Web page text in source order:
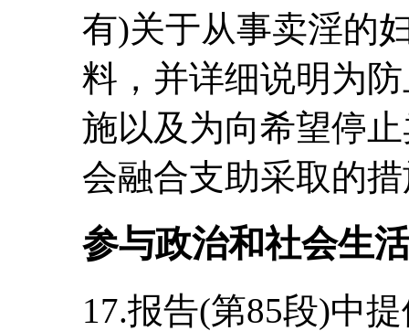
有)关于从事卖淫的
料，并详细说明为
施以及为向希望停
会融合支助采取的
参与政治和社会生
17.报告(第85段)中